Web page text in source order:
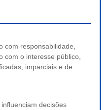
com responsabilidade,
com o interesse público,
imparciais e de
decisões